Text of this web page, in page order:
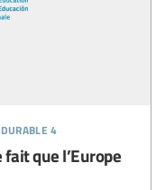
4
que l’Europe